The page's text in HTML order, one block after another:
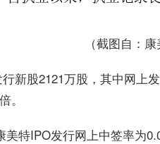
（截图自：
新股2121万股，其中网上
。
美特IPO发行网上中签率为